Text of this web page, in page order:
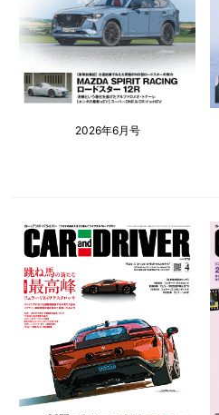
2026年6月号